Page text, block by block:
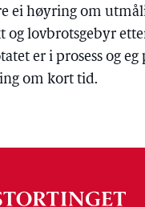
ei høyring om
og lovbrotsgebyr
er i prosess og eg
om kort tid.